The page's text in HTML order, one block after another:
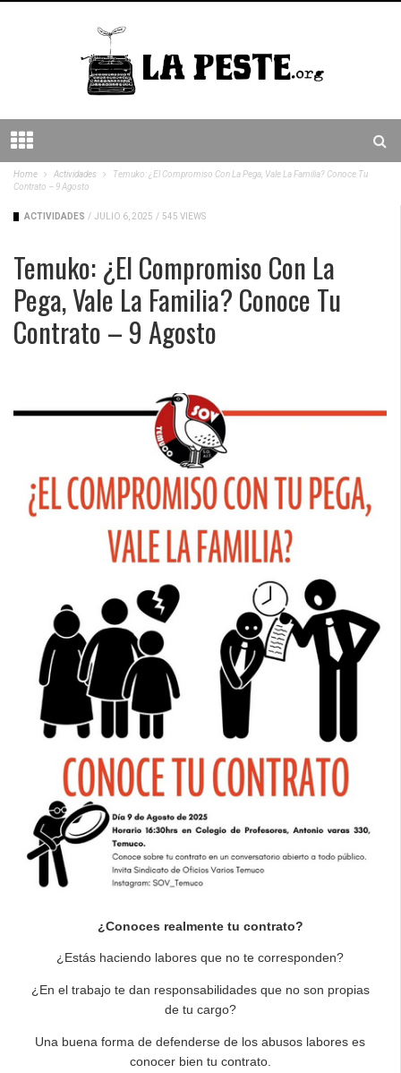
Home Actividades
Temuko: ¿El Compromiso Con La Pega, Vale La Familia? Conoce Tu
Contrato – 9 Agosto
ACTIVIDADES / JULIO 6, 2025 / 545 VIEWS
Temuko: ¿El Compromiso Con La
Pega, Vale La Familia? Conoce Tu
Contrato – 9 Agosto
¿Conoces realmente tu contrato?
¿Estás haciendo labores que no te corresponden?
¿En el trabajo te dan responsabilidades que no son propias
de tu cargo?
Una buena forma de defenderse de los abusos labores es
conocer bien tu contrato.